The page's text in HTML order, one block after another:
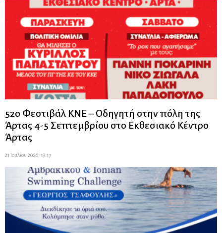
52ο Φεστιβάλ ΚΝΕ – Οδηγητή στην πόλη της
Άρτας 4-5 Σεπτεμβρίου στο Εκθεσιακό Κέντρο
Άρτας
21 Ιουλίου 2026, 19:17